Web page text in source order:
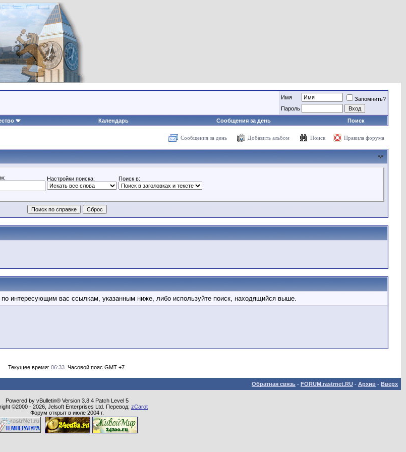
Имя
Запомнить?
Пароль
Календарь Сообщения за день Поиск
Сообщения за день Добавить альбом Поиск Правила форума
Настройки поиска: Поиск в:
интересующим вас ссылкам, указанным ниже, либо используйте поиск, находящийся выше.
Текущее время: 06:33 . Часовой пояс GMT +7.
Обратная связь - FORUM.rastrnet.RU - Архив - Вверх
Powered by vBulletin® Version 3.8.4 Patch Level 5
©2000 - 2026, Jelsoft Enterprises Ltd. Перевод: zCarot
Форум открыт в июле 2004 г.